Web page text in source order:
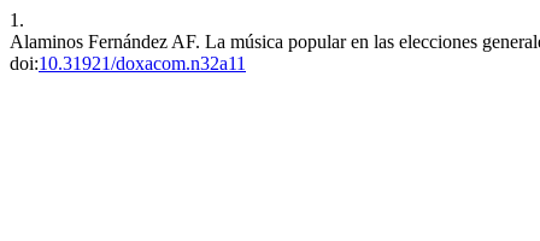
1.
Alaminos Fernández AF. La música popular en las elecciones
doi:10.31921/doxacom.n32a11